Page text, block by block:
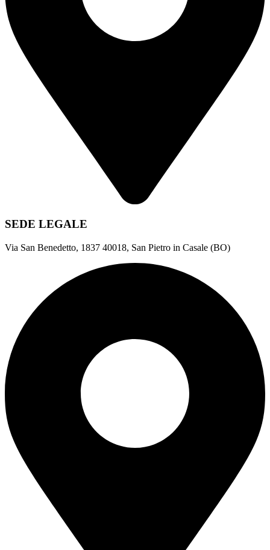
SEDE LEGALE
Via San Benedetto, 1837 40018, San Pietro in Casale (BO)